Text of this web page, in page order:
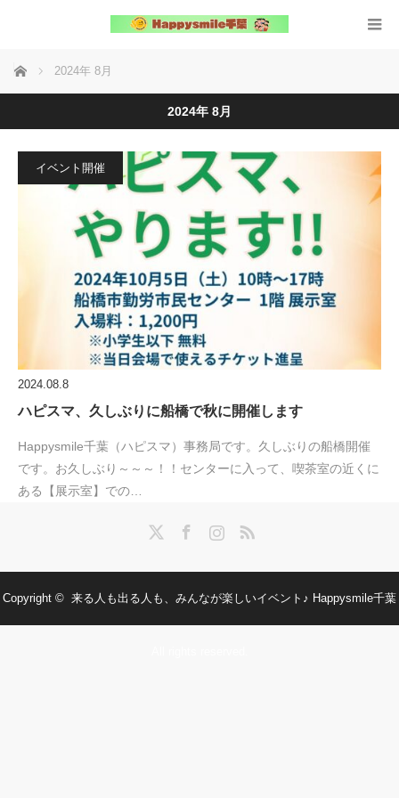
ホーム 2024年 8月
2024年 8月
イベント開催
2024.08.8
ハピスマ、久しぶりに船橋で秋に開催します
Happysmile千葉（ハピスマ）事務局です。久しぶりの船橋開催
です。お久しぶり～～～！！センターに入って、喫茶室の近くに
ある【展示室】での…
InstagramRSS
Copyright © 来る人も出る人も、みんなが楽しいイベント♪ Happysmile千葉